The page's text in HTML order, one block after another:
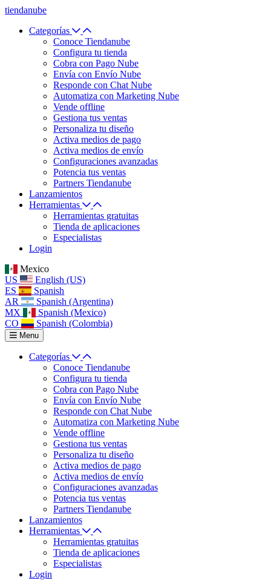
tiendanube
Categorías
Conoce Tiendanube
Configura tu tienda
Cobra con Pago Nube
Envía con Envío Nube
Responde con Chat Nube
Automatiza con Marketing Nube
Vende offline
Gestiona tus ventas
Personaliza tu diseño
Activa medios de pago
Activa medios de envío
Configuraciones avanzadas
Potencia tus ventas
Partners Tiendanube
Lanzamientos
Herramientas
Herramientas gratuitas
Tienda de aplicaciones
Especialistas
Login
Mexico
US
English (US)
ES
Spanish
AR
Spanish (Argentina)
MX
Spanish (Mexico)
CO
Spanish (Colombia)
Menu
Categorías
Conoce Tiendanube
Configura tu tienda
Cobra con Pago Nube
Envía con Envío Nube
Responde con Chat Nube
Automatiza con Marketing Nube
Vende offline
Gestiona tus ventas
Personaliza tu diseño
Activa medios de pago
Activa medios de envío
Configuraciones avanzadas
Potencia tus ventas
Partners Tiendanube
Lanzamientos
Herramientas
Herramientas gratuitas
Tienda de aplicaciones
Especialistas
Login